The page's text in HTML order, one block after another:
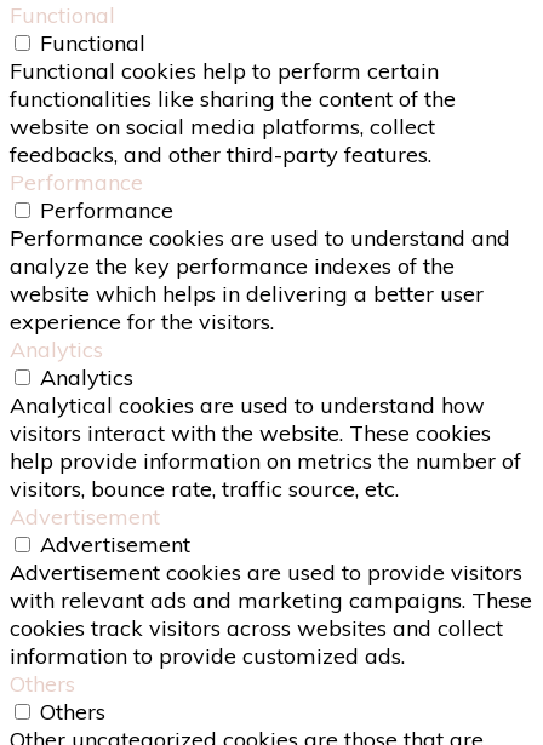
Functional
Functional
Functional cookies help to perform certain
functionalities like sharing the content of the
website on social media platforms, collect
feedbacks, and other third-party features.
Performance
Performance
Performance cookies are used to understand and
analyze the key performance indexes of the
website which helps in delivering a better user
experience for the visitors.
Analytics
Analytics
Analytical cookies are used to understand how
visitors interact with the website. These cookies
help provide information on metrics the number of
visitors, bounce rate, traffic source, etc.
Advertisement
Advertisement
Advertisement cookies are used to provide visitors
with relevant ads and marketing campaigns. These
cookies track visitors across websites and collect
information to provide customized ads.
Others
Others